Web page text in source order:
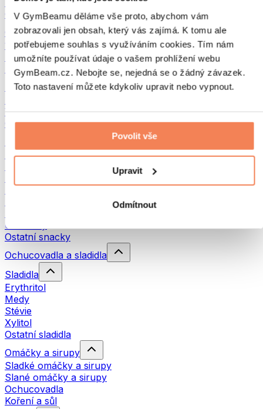
V GymBeamu děláme vše proto, abychom vám
zobrazovali jen obsah, který vás zajímá. K tomu ale
potřebujeme souhlas s využíváním cookies. Tím nám
umožníte používat údaje o vašem prohlížení webu
GymBeam.cz. Nebojte se, nejedná se o žádný závazek.
Toto nastavení můžete kdykoliv upravit nebo vypnout.
Povolit vše
Upravit
Odmítnout
Luštěniny
Ostatní fitness jídlo
Ořechová másla
100% ořechová másla
Sladká ořechová másla
Proteinová ořechová másla
Superpotraviny
Vláknina
Ostatní superpotraviny
Proteinové tyčinky
Proteinové čipsy a krekry
Čokolády
Ostatní snacky
Ochucovadla a sladidla
Sladidla
Erythritol
Medy
Stévie
Xylitol
Ostatní sladidla
Omáčky a sirupy
Sladké omáčky a sirupy
Slané omáčky a sirupy
Ochucovadla
Koření a sůl